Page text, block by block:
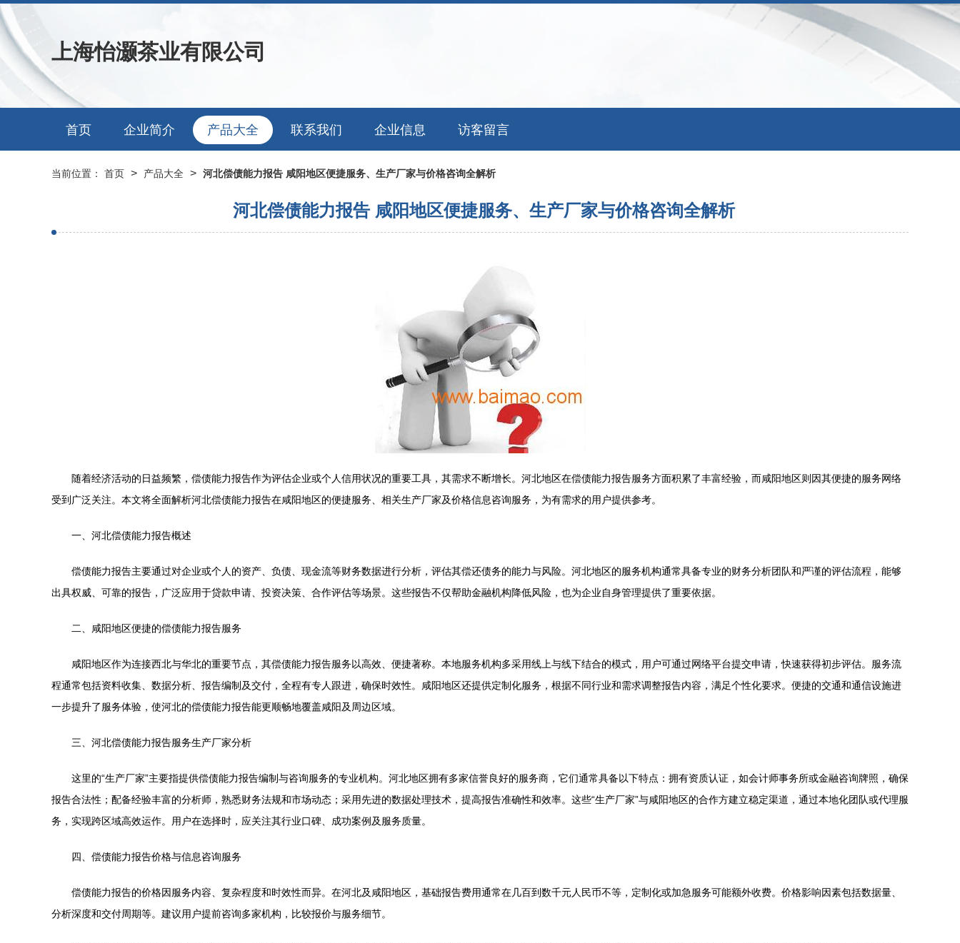
上海怡灏茶业有限公司
首页 企业简介 产品大全 联系我们 企业信息 访客留言
当前位置： 首页 > 产品大全 > 河北偿债能力报告 咸阳地区便捷服务、生产厂家与价格咨询全解析
河北偿债能力报告 咸阳地区便捷服务、生产厂家与价格咨询全解析
随着经济活动的日益频繁，偿债能力报告作为评估企业或个人信用状况的重要工具，其需求不断增长。河北地区在偿债能力报告服务方面积累了丰富经验，而咸阳地区则因其便捷的服务网络
受到广泛关注。本文将全面解析河北偿债能力报告在咸阳地区的便捷服务、相关生产厂家及价格信息咨询服务，为有需求的用户提供参考。
一、河北偿债能力报告概述
偿债能力报告主要通过对企业或个人的资产、负债、现金流等财务数据进行分析，评估其偿还债务的能力与风险。河北地区的服务机构通常具备专业的财务分析团队和严谨的评估流程，能够
出具权威、可靠的报告，广泛应用于贷款申请、投资决策、合作评估等场景。这些报告不仅帮助金融机构降低风险，也为企业自身管理提供了重要依据。
二、咸阳地区便捷的偿债能力报告服务
咸阳地区作为连接西北与华北的重要节点，其偿债能力报告服务以高效、便捷著称。本地服务机构多采用线上与线下结合的模式，用户可通过网络平台提交申请，快速获得初步评估。服务流
程通常包括资料收集、数据分析、报告编制及交付，全程有专人跟进，确保时效性。咸阳地区还提供定制化服务，根据不同行业和需求调整报告内容，满足个性化要求。便捷的交通和通信设施进
一步提升了服务体验，使河北的偿债能力报告能更顺畅地覆盖咸阳及周边区域。
三、河北偿债能力报告服务生产厂家分析
这里的“生产厂家”主要指提供偿债能力报告编制与咨询服务的专业机构。河北地区拥有多家信誉良好的服务商，它们通常具备以下特点：拥有资质认证，如会计师事务所或金融咨询牌照，确保
报告合法性；配备经验丰富的分析师，熟悉财务法规和市场动态；采用先进的数据处理技术，提高报告准确性和效率。这些“生产厂家”与咸阳地区的合作方建立稳定渠道，通过本地化团队或代理服
务，实现跨区域高效运作。用户在选择时，应关注其行业口碑、成功案例及服务质量。
四、偿债能力报告价格与信息咨询服务
偿债能力报告的价格因服务内容、复杂程度和时效性而异。在河北及咸阳地区，基础报告费用通常在几百到数千元人民币不等，定制化或加急服务可能额外收费。价格影响因素包括数据量、
分析深度和交付周期等。建议用户提前咨询多家机构，比较报价与服务细节。